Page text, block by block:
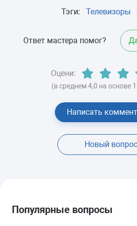
Тэги: Телевизоры
Ответ мастера помог?
Оцени:
(в среднем 4,0 на основе
Написать
Новый вопрос
Популярные вопросы